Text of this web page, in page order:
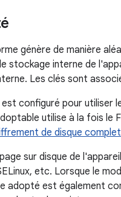
génère de manière
stockage interne de
Les clés sont
est configuré pour utiliser
utilise à la fois le
de disque complet
sur disque de
etc. Lorsque le
adopté est également